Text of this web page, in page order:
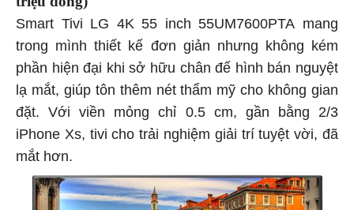
triệu đồng)
Smart Tivi LG 4K 55 inch 55UM7600PTA mang
trong mình thiết kế đơn giản nhưng không kém
phần hiện đại khi sở hữu chân đế hình bán nguyệt
lạ mắt, giúp tôn thêm nét thẩm mỹ cho không gian
đặt. Với viền mỏng chỉ 0.5 cm, gần bằng 2/3
iPhone Xs, tivi cho trải nghiệm giải trí tuyệt vời, đã
mắt hơn.